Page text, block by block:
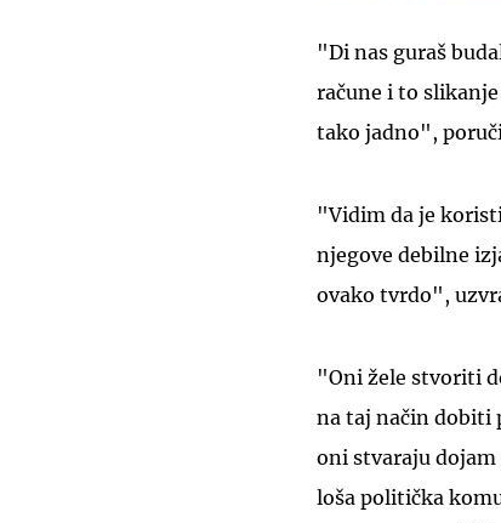
"Di nas guraš
račune i to
tako jadno",
"Vidim da je
njegove debilne
ovako tvrdo",
"Oni žele stvoriti
na taj način dobiti
oni stvaraju
loša politička